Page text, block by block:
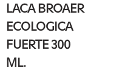
LACA BROAER
ECOLOGICA
FUERTE 300
ML.